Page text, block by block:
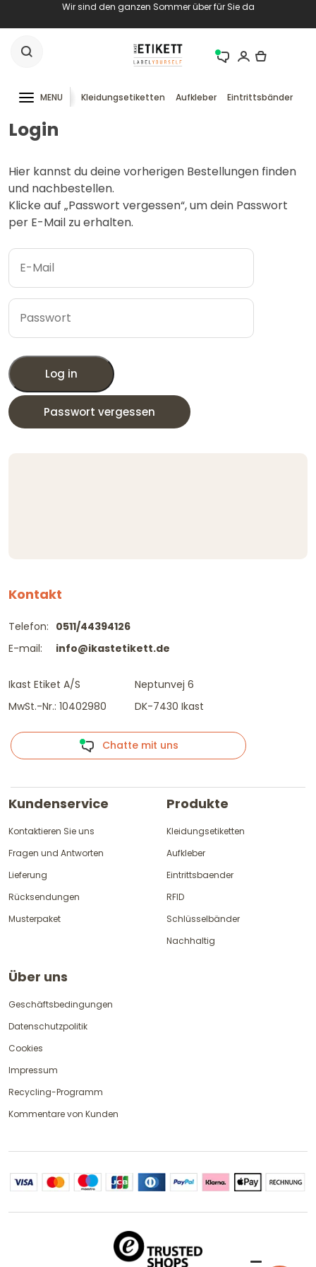
Wir sind den ganzen Sommer über für Sie da
MENU Kleidungsetiketten Aufkleber Eintrittsbänder
Login
Hier kannst du deine vorherigen Bestellungen finden
und nachbestellen.
Klicke auf „Passwort vergessen“, um dein Passwort
per E-Mail zu erhalten.
Log in
Passwort vergessen
Kontakt
Telefon:
E-mail:
0511/44394126
info@ikastetikett.de
Ikast Etiket A/S
MwSt.-Nr.: 10402980
Neptunvej 6
DK-7430 Ikast
Chatte mit uns
Kundenservice
Kontaktieren Sie uns
Fragen und Antworten
Lieferung
Rücksendungen
Musterpaket
Produkte
Kleidungsetiketten
Aufkleber
Eintrittsbaender
RFID
Schlüsselbänder
Nachhaltig
Über uns
Geschäftsbedingungen
Datenschutzpolitik
Cookies
Impressum
Recycling-Programm
Kommentare von Kunden